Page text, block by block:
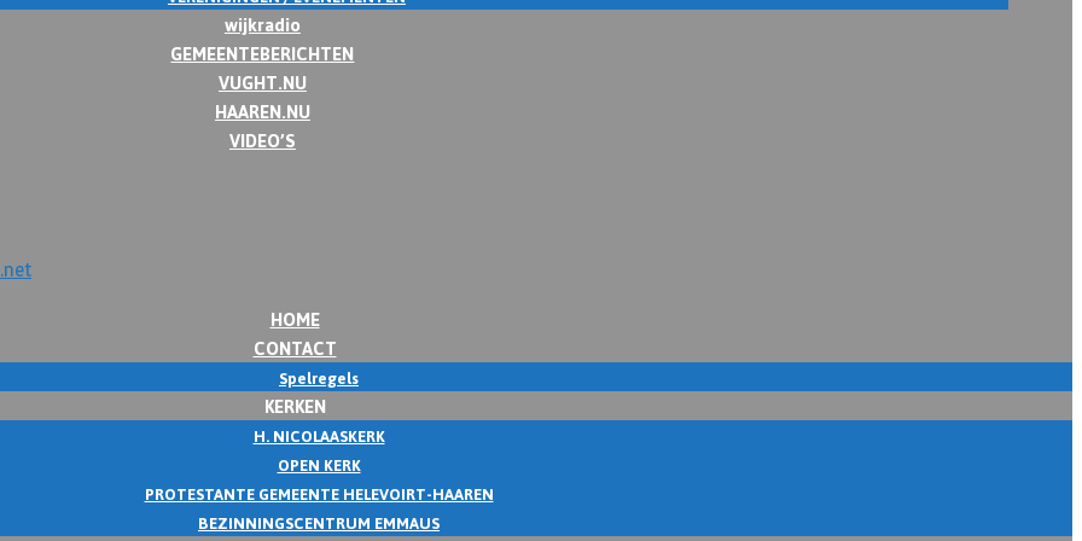
wijkradio
GEMEENTEBERICHTEN
VUGHT.NU
HAAREN.NU
VIDEO’S
HOME
CONTACT
Spelregels
KERKEN
H. NICOLAASKERK
OPEN KERK
PROTESTANTE GEMEENTE HELEVOIRT-HAAREN
BEZINNINGSCENTRUM EMMAUS